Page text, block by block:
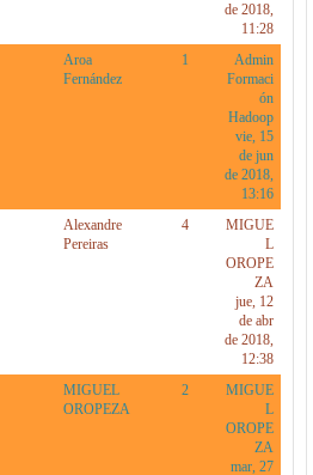
de 2018,
11:28
Aroa
Fernández
1
Admin
Formaci
ón
Hadoop
vie, 15
de jun
de 2018,
13:16
Alexandre
Pereiras
4
MIGUE
L
OROPE
ZA
jue, 12
de abr
de 2018,
12:38
MIGUEL
OROPEZA
2
MIGUE
L
OROPE
ZA
mar, 27